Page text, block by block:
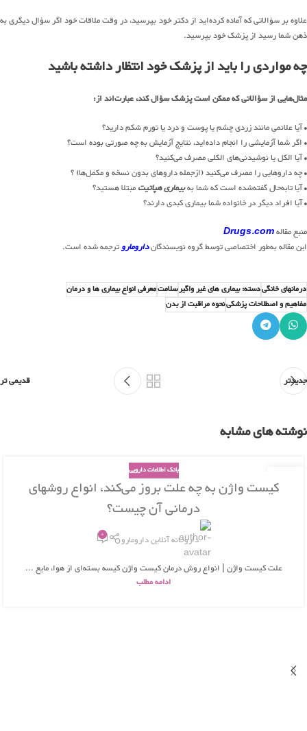
علاوه بر سؤالاتی که آماده کرده‌اید از دکتر خود بپرسید، در وقت ملاقات خود اگر سؤال دیگری به
ذهن شما رسید از پزشک خود بپرسید.
چه مواردی را باید از پزشک خود انتظار داشته باشید
مثال‌هایی از سؤالاتی که ممکن است پزشک سؤال کند، عبارت‌اند از:
• آیا علائمی مانند زردی چشم یا پوست و درد یا تورم شکم دارید؟
• اگر شما آزمایشی را انجام داده‌اید، نتایج آزمایش به چه صورتی بوده است؟
• آیا الکل یا نوشیدنی‌های الکلی مصرف می‌کنید؟
• چه داروهایی را مصرف می‌کنید (ازجمله داروهای بدون نسخه و مکمل‌ها) ؟
• آیا تابه‌حال گفته‌شده است که شما بهبیماری هپاتیتمبتلا هستید؟
• آیا افراد دیگر در خانواده شما بیماری کبدی دارند؟
منبع مقالهDrugs.com
این مقاله به‌طور اختصاصی توسط گروه نویسندگانداروماروترجمه‌ شده است.
درمانهای خانگیدسته: بیماری های غیر واگیرسلامتمعرفی انواع بیماری ها و درمان
مفاهیم و اصطلاحات پزشکینحوه مراقبت از بدن
جدیدتر قدیمی تر
نوشته های مشابه
26
بانک اطلاعات دارویی
کیست واژن به چه علت بروز می‌کند، انواع روشهای
درمانی آن چیست؟
داروخانه آنلاین دارومارو 0
علت کیست واژن | انواع روش درمان کیست واژن کیسه بسته‌ای از هوا، مایع ...
ادامه مطلب